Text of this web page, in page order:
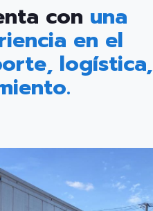
con una
en el
logística,